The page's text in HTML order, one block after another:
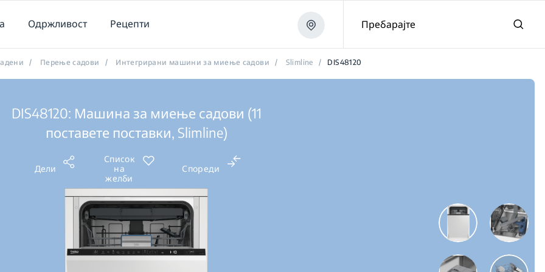
Одржливост Рецепти Пребарајте
/ Перење садови / Интегрирани машини за миење садови / Slimline / DIS48120
DIS48120: Машина за миење садови (11
поставете поставки, Slimline)
Дели
Список
на
желби
Спореди